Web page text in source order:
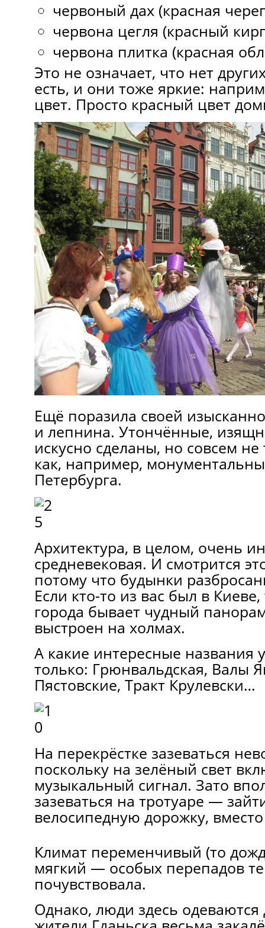
червоный дах (красная
червона цегля (красный
червона плитка (красная
Это не означает, что нет
есть, и они тоже яркие:
цвет. Просто красный цвет
Ещё поразила своей
и лепнина. Утончённые,
искусно сделаны, но совсем
как, например,
Петербурга.
Архитектура, в целом, очень
средневековая. И смотрится
потому что будынки
Если кто-то из вас был в Киеве,
города бывает чудный
выстроен на холмах.
А какие интересные названия
только: Грюнвальдская, Валы
Пястовские, Тракт Крулевски…
На перекрёстке зазеваться
поскольку на зелёный свет
музыкальный сигнал. Зато
зазеваться на тротуаре —
велосипедную дорожку,
Климат переменчивый (то
мягкий — особых перепадов
почувствовала.
Однако, люди здесь